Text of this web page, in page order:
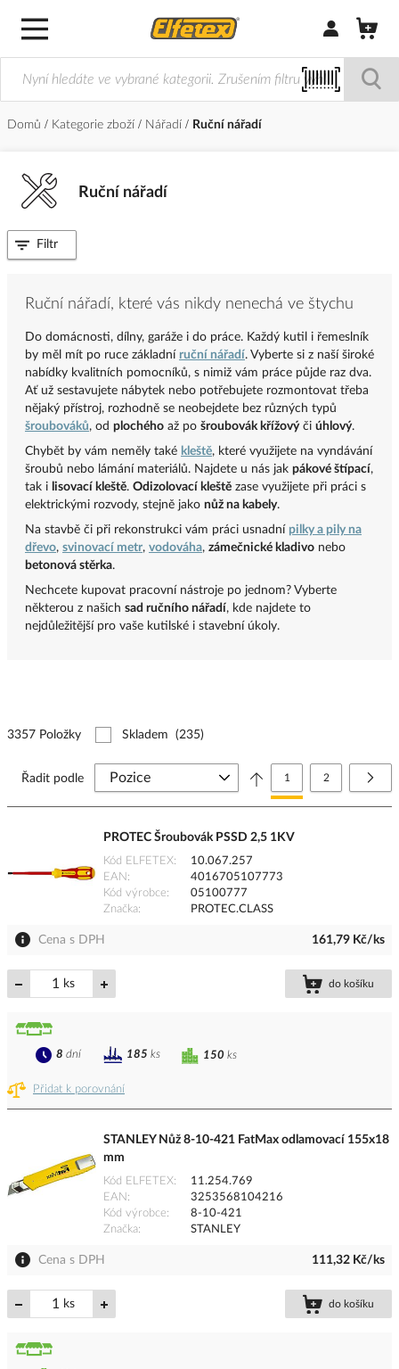
Přihlásit/
Domů Kategorie zboží Nářadí Ruční nářadí
Ruční nářadí
Ruční nářadí, které vás nikdy nenechá ve štychu
Do domácnosti, dílny, garáže i do práce. Každý kutil i řemeslník
by měl mít po ruce základní ruční nářadí. Vyberte si z naší široké
nabídky kvalitních pomocníků, s nimiž vám práce půjde raz dva.
Ať už sestavujete nábytek nebo potřebujete rozmontovat třeba
nějaký přístroj, rozhodně se neobejdete bez různých typů
šroubováků, od plochého až po šroubovák křížový či úhlový.
Chybět by vám neměly také kleště, které využijete na vyndávání
šroubů nebo lámání materiálů. Najdete u nás jak pákové štípací,
tak i lisovací kleště. Odizolovací kleště zase využijete při práci s
elektrickými rozvody, stejně jako nůž na kabely.
Na stavbě či při rekonstrukci vám práci usnadní pilky a pily na
dřevo, svinovací metr, vodováha, zámečnické kladivo nebo
betonová stěrka.
Nechcete kupovat pracovní nástroje po jednom? Vyberte
některou z našich sad ručního nářadí, kde najdete to
nejdůležitější pro vaše kutilské i stavební úkoly.
3357 Položky Skladem (235)
Stránka
Právě si prohlížíte
1 Stránka
2
Řadit podle
PROTEC Šroubovák PSSD 2,5 1KV
Kód ELFETEX
10.067.257
EAN
4016705107773
Kód výrobce
05100777
Značka
PROTEC.CLASS
Cena s DPH 161,79 Kč/ks
ks do košíku
Přidat k porovnání
150 ks
8 dní 185 ks
STANLEY Nůž 8-10-421 FatMax odlamovací 155x18
mm
Kód ELFETEX
11.254.769
EAN
3253568104216
Kód výrobce
8-10-421
Značka
STANLEY
Cena s DPH 111,32 Kč/ks
ks do košíku
Filtr